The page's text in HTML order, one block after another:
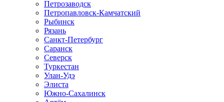
Петрозаводск
Петропавловск-Камчатский
Рыбинск
Рязань
Санкт-Петербург
Саранск
Северск
Туркестан
Улан-Удэ
Элиста
Южно-Сахалинск